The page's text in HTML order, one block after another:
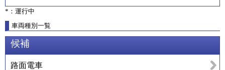
*：運行中
車両種別一覧
候補
路面電車